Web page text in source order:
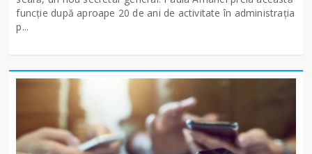
funcție după aproape 20 de ani de activitate în administrația
p...